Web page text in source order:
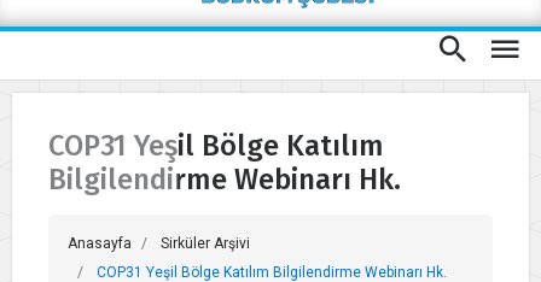
COP31 Yeşil Bölge Katılım
Bilgilendirme Webinarı Hk.
Anasayfa
Sirküler Arşivi
COP31 Yeşil Bölge Katılım Bilgilendirme Webinarı Hk.